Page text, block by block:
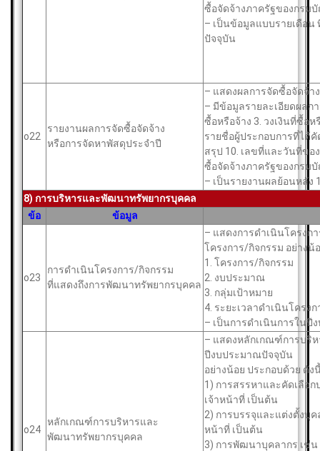
ซื้อจัดจ้างภาครัฐของกรม
– เป็นข้อมูลแบบรายเดือน
ปัจจุบัน
o22
รายงานผลการจัดซื้อจัดจ้าง
หรือการจัดหาพัสดุประจำปี
– แสดงผลการจัดซื้อจัดจ้า
– มีข้อมูลรายละเอียดผลก
ซื้อหรือจ้าง 3. วงเงินที่ซื้อห
รายชื่อผู้ประกอบการที่ได้คั
สรุป 10. เลขที่และวันที่ข
ซื้อจัดจ้างภาครัฐของกรม
– เป็นรายงานผลย้อนหลัง
8) การบริหารและพัฒนาทรัพยากรบุคคล
ข้อ
ข้อมูล
o23
การดําเนินโครงการ/กิจกรรม
ที่แสดงถึงการพัฒนาทรัพยากรบุคคล
– แสดงการดําเนินโครง
โครงการ/กิจกรรม อย่างน้
1. โครงการ/กิจกรรม
2. งบประมาณ
3. กลุ่มเป้าหมาย
4. ระยะเวลาดําเนินโครง
– เป็นการดําเนินการใน
o24
หลักเกณฑ์การบริหารและ
พัฒนาทรัพยากรบุคคล
– แสดงหลักเกณฑ์การบริ
ปีงบประมาณปัจจุบัน
อย่างน้อย ประกอบด้วย ดัง
1) การสรรหาและคัดเลือ
เจ้าหน้าที่ เป็นต้น
2) การบรรจุและแต่งตั้งบุ
หน้าที่ เป็นต้น
3) การพัฒนาบุคลากร เช่